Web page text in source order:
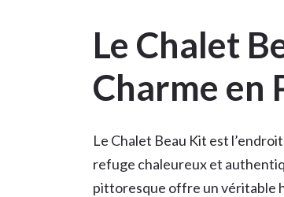
Le Chalet
Charme en
Le Chalet Beau Kit est
refuge chaleureux et
pittoresque offre un véritable